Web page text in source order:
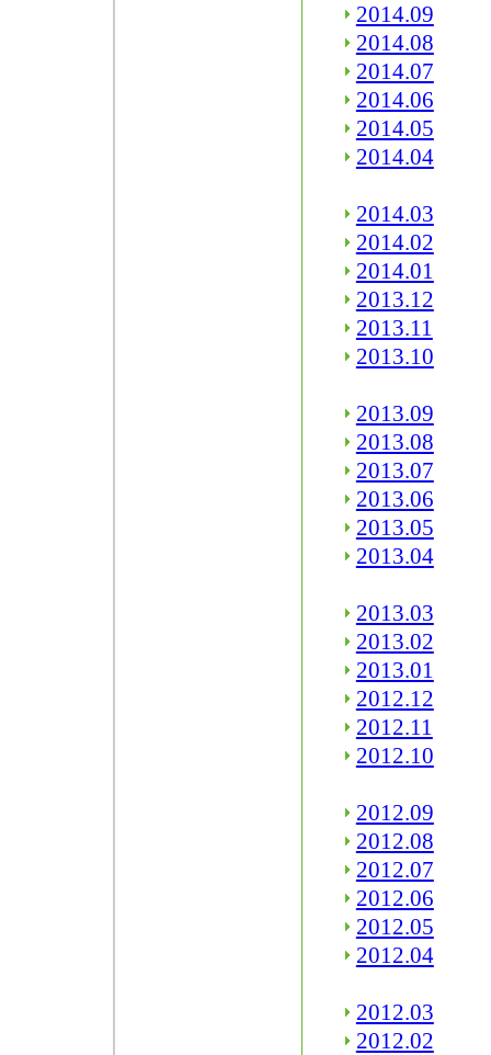
2014.09
2014.08
2014.07
2014.06
2014.05
2014.04
2014.03
2014.02
2014.01
2013.12
2013.11
2013.10
2013.09
2013.08
2013.07
2013.06
2013.05
2013.04
2013.03
2013.02
2013.01
2012.12
2012.11
2012.10
2012.09
2012.08
2012.07
2012.06
2012.05
2012.04
2012.03
2012.02